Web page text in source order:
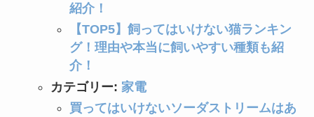
紹介！
【TOP5】飼ってはいけない猫ランキン
グ！理由や本当に飼いやすい種類も紹
介！
カテゴリー: 家電
買ってはいけないソーダストリームはあ